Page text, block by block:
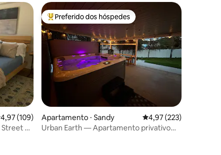
hóspedes
de uma avaliação média de 5, 109 avaliações
4,97 (109)
Street —
Entre os melhores preferidos dos hóspedes
Preferido dos hóspedes
Apartamento ⋅ Sandy 4,97 de uma avaliação
4,97 (223)
Urban Earth — Apartamento privativo